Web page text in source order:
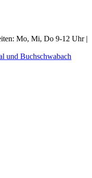
Mo, Mi, Do 9-12 Uhr |